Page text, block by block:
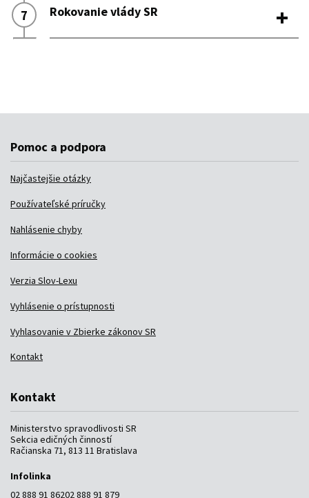
Pomoc a podpora
Najčastejšie otázky
Používateľské príručky
Nahlásenie chyby
Informácie o cookies
Verzia Slov-Lexu
Vyhlásenie o prístupnosti
Vyhlasovanie v Zbierke zákonov SR
Kontakt
Kontakt
Ministerstvo spravodlivosti SR
Sekcia edičných činností
Račianska 71, 813 11 Bratislava
Infolinka
02 888 91 86202 888 91 879